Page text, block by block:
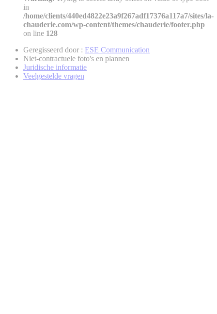
in
/home/clients/440ed4822e23a9f267adf17376a117a7/sites/la-
chauderie.com/wp-content/themes/chauderie/footer.php
on line 128
Geregisseerd door : ESE Communication
Niet-contractuele foto's en plannen
Juridische informatie
Veelgestelde vragen